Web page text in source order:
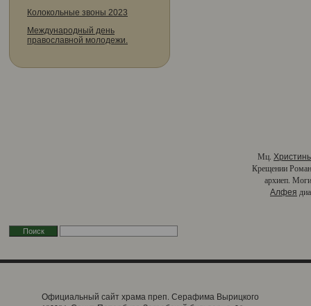
Колокольные звоны 2023
Международный день
православной молодежи.
Мц.
Крещении
архиеп.
Алфея
Официальный сайт храма преп. Серафима Вырицкого